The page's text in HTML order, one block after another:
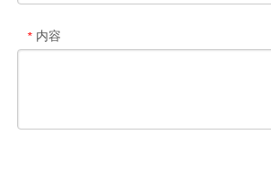
* 内容